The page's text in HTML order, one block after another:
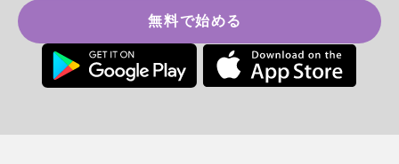
無料で始める